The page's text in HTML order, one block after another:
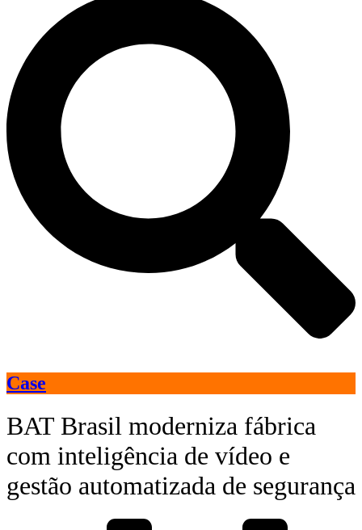
Case
BAT Brasil moderniza fábrica
com inteligência de vídeo e
gestão automatizada de segurança